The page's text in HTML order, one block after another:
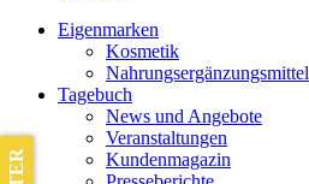
Eigenmarken
Kosmetik
Nahrungsergänzungsmittel
Tagebuch
News und Angebote
Veranstaltungen
Kundenmagazin